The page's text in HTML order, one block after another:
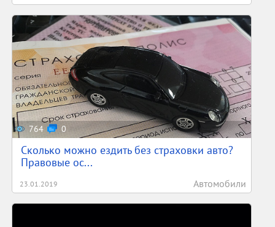
764 0
Сколько можно ездить без страховки авто?
Правовые ос...
23.01.2019 Автомобили